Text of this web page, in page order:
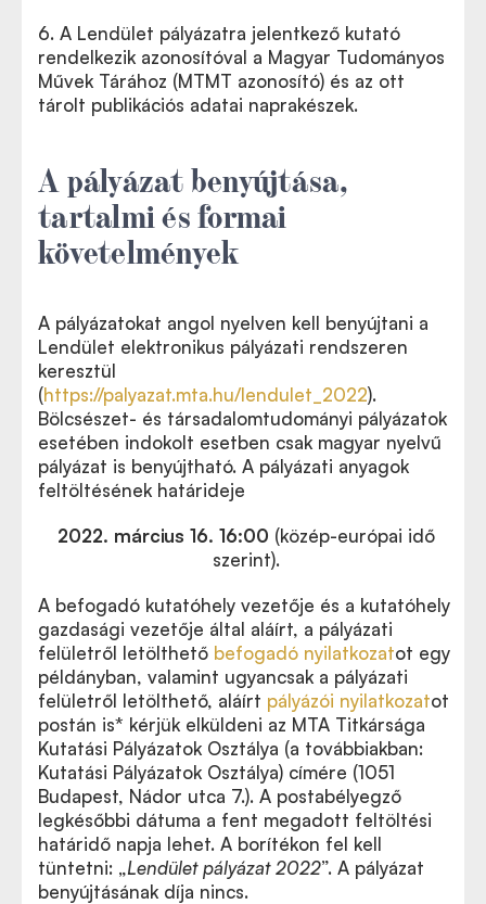
6. A Lendület pályázatra jelentkező kutató
rendelkezik azonosítóval a Magyar Tudományos
Művek Tárához (MTMT azonosító) és az ott
tárolt publikációs adatai naprakészek.
A pályázat benyújtása,
tartalmi és formai
követelmények
A pályázatokat angol nyelven kell benyújtani a
Lendület elektronikus pályázati rendszeren
keresztül
(https://palyazat.mta.hu/lendulet_2022).
Bölcsészet- és társadalomtudományi pályázatok
esetében indokolt esetben csak magyar nyelvű
pályázat is benyújtható. A pályázati anyagok
feltöltésének határideje
2022. március 16. 16:00 (közép-európai idő
szerint).
A befogadó kutatóhely vezetője és a kutatóhely
gazdasági vezetője által aláírt, a pályázati
felületről letölthető befogadó nyilatkozatot egy
példányban, valamint ugyancsak a pályázati
felületről letölthető, aláírt pályázói nyilatkozatot
postán is* kérjük elküldeni az MTA Titkársága
Kutatási Pályázatok Osztálya (a továbbiakban:
Kutatási Pályázatok Osztálya) címére (1051
Budapest, Nádor utca 7.). A postabélyegző
legkésőbbi dátuma a fent megadott feltöltési
határidő napja lehet. A borítékon fel kell
tüntetni: „Lendület pályázat 2022”. A pályázat
benyújtásának díja nincs.